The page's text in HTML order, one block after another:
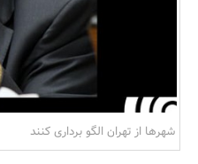
شهرها از تهران الگو برداری کنند